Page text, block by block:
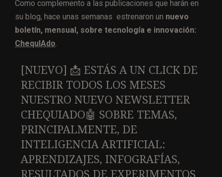
Como complemento a las publicaciones que harán en
su blog, hace unas semanas estrenaron un nuevo
boletín, mensual, sobre tecnología e innovación:
ChequIAdo.
[NUEVO] 📩 ESTÁS A UN CLICK DE
RECIBIR TODOS LOS MESES
NUESTRO NUEVO NEWSLETTER
CHEQUIADO🤖 SOBRE TEMAS,
PRINCIPALMENTE, DE
INTELIGENCIA ARTIFICIAL:
APRENDIZAJES, INFOGRAFÍAS,
RESULTADOS DE EXPERIMENTOS